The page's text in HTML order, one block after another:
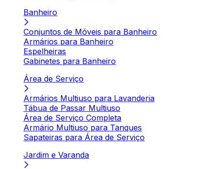
Banheiro
Conjuntos de Móveis para Banheiro
Armários para Banheiro
Espelheiras
Gabinetes para Banheiro
Área de Serviço
Armários Multiuso para Lavanderia
Tábua de Passar Multiuso
Área de Serviço Completa
Armário Multiuso para Tanques
Sapateiras para Área de Serviço
Jardim e Varanda